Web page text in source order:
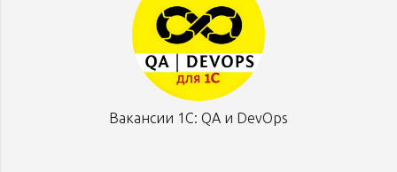
Вакансии 1С: QA и DevOps